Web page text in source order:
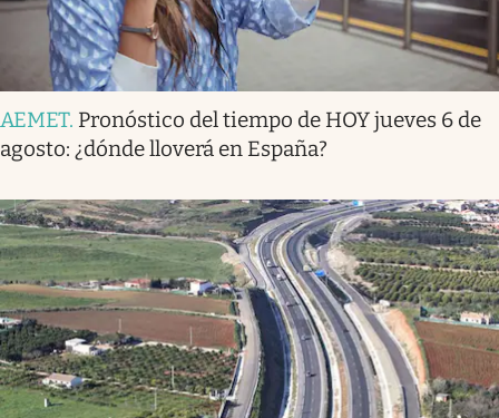
AEMET. Pronóstico del tiempo de HOY jueves 6 de
agosto: ¿dónde lloverá en España?